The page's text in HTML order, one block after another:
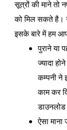
सूत्रों की माने
को मिल सकते है।
इसके बारे में हम
पुराने या
ज्यादा
कम्पनी ने
काम कर
ऐसा